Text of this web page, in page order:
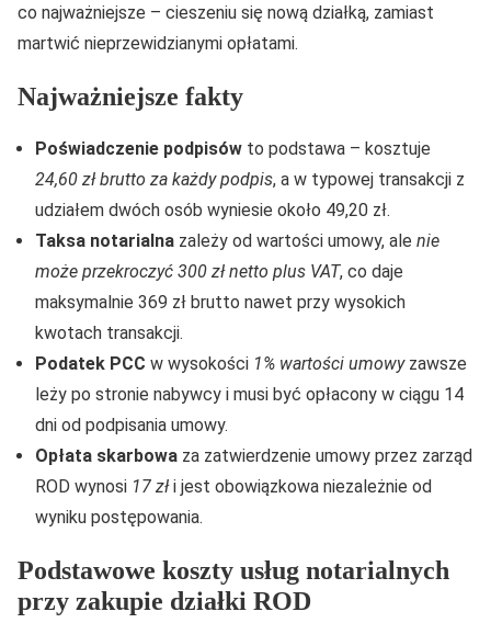
co najważniejsze – cieszeniu się nową działką, zamiast
martwić nieprzewidzianymi opłatami.
Najważniejsze fakty
Poświadczenie podpisów to podstawa – kosztuje
24,60 zł brutto za każdy podpis, a w typowej transakcji z
udziałem dwóch osób wyniesie około 49,20 zł.
Taksa notarialna zależy od wartości umowy, ale nie
może przekroczyć 300 zł netto plus VAT, co daje
maksymalnie 369 zł brutto nawet przy wysokich
kwotach transakcji.
Podatek PCC w wysokości 1% wartości umowyzawsze
leży po stronie nabywcy i musi być opłacony w ciągu 14
dni od podpisania umowy.
Opłata skarbowa za zatwierdzenie umowy przez zarząd
ROD wynosi 17 złi jest obowiązkowa niezależnie od
wyniku postępowania.
Podstawowe koszty usług notarialnych
przy zakupie działki ROD